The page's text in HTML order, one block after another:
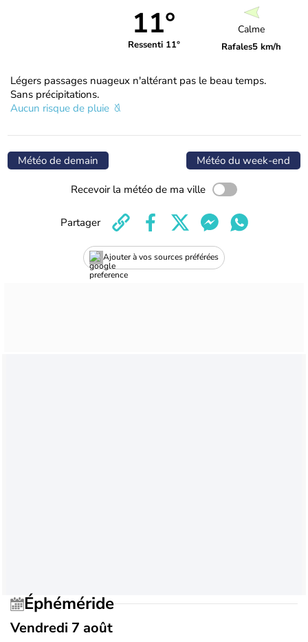
11°
Ressenti 11°
Calme
Rafales5 km/h
Légers passages nuageux n'altérant pas le beau temps.
Sans précipitations.
Aucun risque de pluie
Météo de demain Météo du week-end
Recevoir la météo de ma ville
Ajouter à vos sources préférées
Partager
Éphéméride
Vendredi 7 août